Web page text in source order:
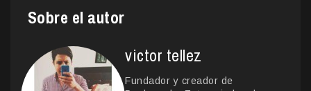
Sobre el autor
victor tellez
Fundador y creador de